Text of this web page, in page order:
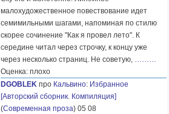
малохудожественное повествование идет
семимильными шагами, напоминая по стилю
скорее сочинение "Как я провел лето". К
середине читал через строчку, к концу уже
через несколько страниц. Не советую, ………
Оценка: плохо
DGOBLEK про Кальвино: Избранное
[Авторский сборник. Компиляция]
(Современная проза) 05 08